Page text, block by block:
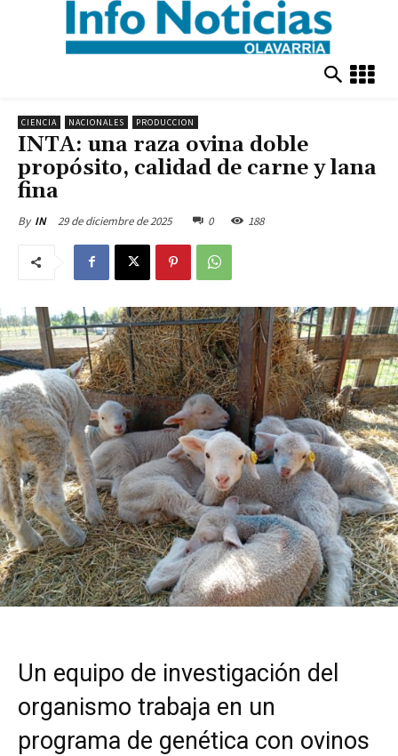
CIENCIA NACIONALES PRODUCCION
INTA: una raza ovina doble
propósito, calidad de carne y lana
fina
By IN 29 de diciembre de 2025 0 188
Un equipo de investigación del
organismo trabaja en un
programa de genética con ovinos